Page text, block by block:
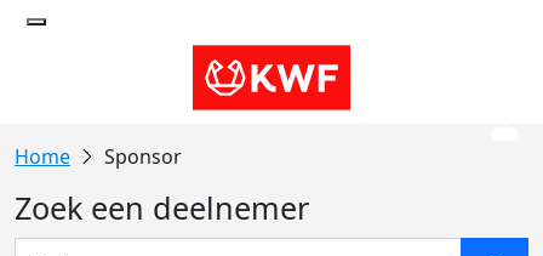
Sponsor
Zoek een deelnemer